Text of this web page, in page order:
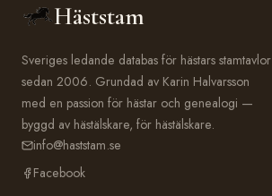
Häststam
Sveriges ledande databas för hästars stamtavlor
sedan 2006. Grundad av Karin Halvarsson
med en passion för hästar och genealogi —
byggd av hästälskare, för hästälskare.
info@haststam.se
Facebook